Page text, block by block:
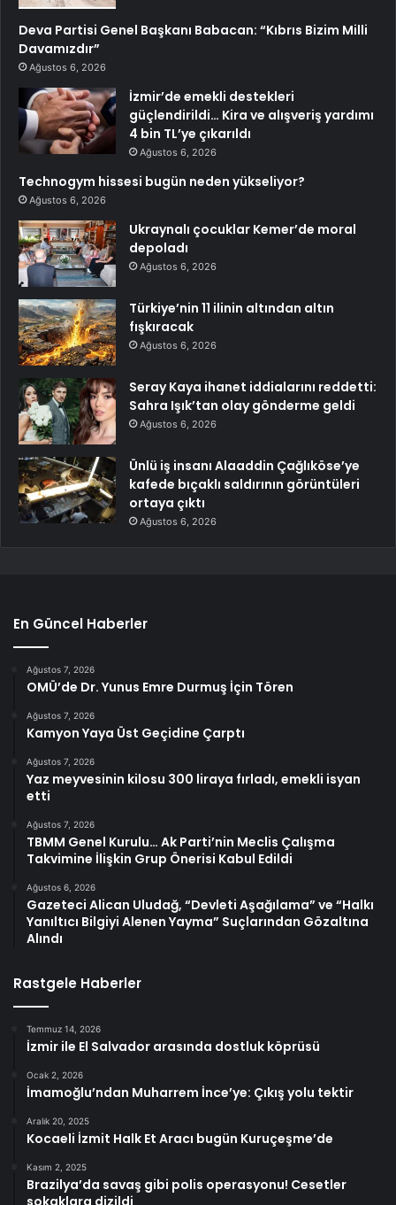
Deva Partisi Genel Başkanı Babacan: “Kıbrıs Bizim Milli
Davamızdır”
Ağustos 6, 2026
İzmir’de emekli destekleri
güçlendirildi… Kira ve alışveriş yardımı
4 bin TL’ye çıkarıldı
Ağustos 6, 2026
Technogym hissesi bugün neden yükseliyor?
Ağustos 6, 2026
Ukraynalı çocuklar Kemer’de moral
depoladı
Ağustos 6, 2026
Türkiye’nin 11 ilinin altından altın
fışkıracak
Ağustos 6, 2026
Seray Kaya ihanet iddialarını reddetti:
Sahra Işık’tan olay gönderme geldi
Ağustos 6, 2026
Ünlü iş insanı Alaaddin Çağlıköse’ye
kafede bıçaklı saldırının görüntüleri
ortaya çıktı
Ağustos 6, 2026
En Güncel Haberler
Ağustos 7, 2026
OMÜ’de Dr. Yunus Emre Durmuş İçin Tören
Ağustos 7, 2026
Kamyon Yaya Üst Geçidine Çarptı
Ağustos 7, 2026
Yaz meyvesinin kilosu 300 liraya fırladı, emekli isyan
etti
Ağustos 7, 2026
TBMM Genel Kurulu… Ak Parti’nin Meclis Çalışma
Takvimine İlişkin Grup Önerisi Kabul Edildi
Ağustos 6, 2026
Gazeteci Alican Uludağ, “Devleti Aşağılama” ve “Halkı
Yanıltıcı Bilgiyi Alenen Yayma” Suçlarından Gözaltına
Alındı
Rastgele Haberler
Temmuz 14, 2026
İzmir ile El Salvador arasında dostluk köprüsü
Ocak 2, 2026
İmamoğlu’ndan Muharrem İnce’ye: Çıkış yolu tektir
Aralık 20, 2025
Kocaeli İzmit Halk Et Aracı bugün Kuruçeşme’de
Kasım 2, 2025
Brazilya’da savaş gibi polis operasyonu! Cesetler